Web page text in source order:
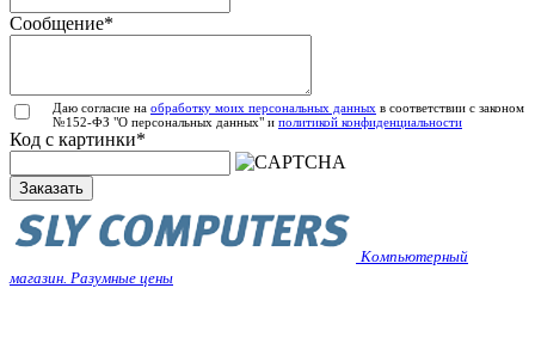
Сообщение*
Даю согласие на обработку моих персональных данных в соответствии с законом
№152-ФЗ "О персональных данных" и политикой конфиденциальности
Код с картинки*
Заказать
Компьютерный
магазин. Разумные цены